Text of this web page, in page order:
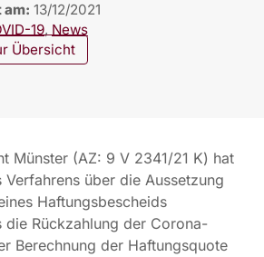
13/12/2021
19, News
Übersicht
Münster (AZ: 9 V 2341/21 K) hat
Verfahrens über die Aussetzung
Haftungsbescheids
die Rückzahlung der Corona-
Berechnung der Haftungsquote